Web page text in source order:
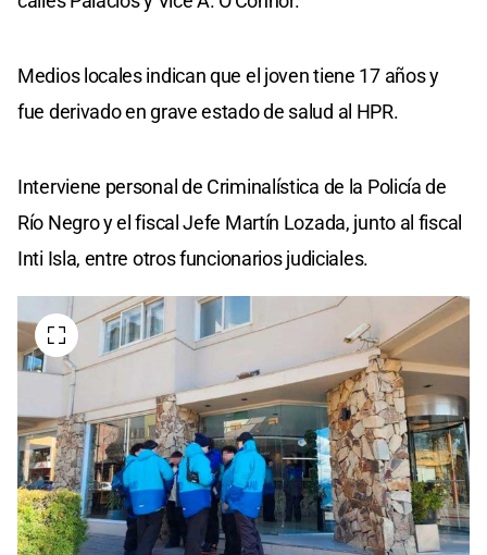
Medios locales indican que el joven tiene 17 años y
fue derivado en grave estado de salud al HPR.
Interviene personal de Criminalística de la Policía de
Río Negro y el fiscal Jefe Martín Lozada, junto al fiscal
Inti Isla, entre otros funcionarios judiciales.